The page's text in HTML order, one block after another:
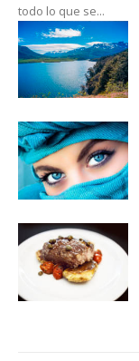
todo lo que se...